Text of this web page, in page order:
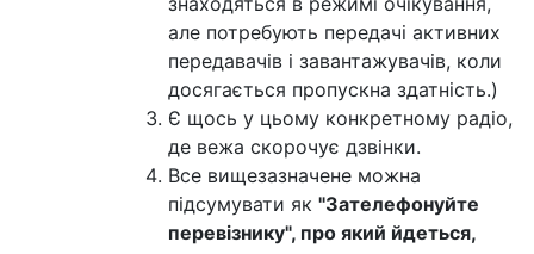
але потребують передачі активних
передавачів і завантажувачів, коли
досягається пропускна здатність.)
Є щось у цьому конкретному радіо,
де вежа скорочує дзвінки.
Все вищезазначене можна
підсумувати як "Зателефонуйте
перевізнику", про який йдеться,